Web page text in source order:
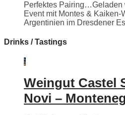
Perfektes Pairing…Geladen
Event mit Montes & Kaiken-
Argentinien im Dresdener
Drinks / Tastings
Weingut Castel
Novi –